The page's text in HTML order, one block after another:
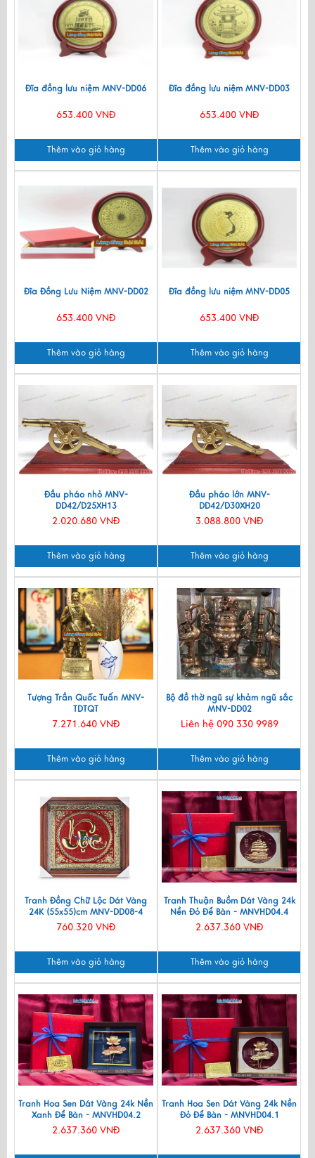
Đĩa đồng lưu niệm MNV-DD06
653.400 VNĐ
Thêm vào giỏ hàng
Đĩa đồng lưu niệm MNV-DD03
653.400 VNĐ
Thêm vào giỏ hàng
Đĩa Đồng Lưu Niệm MNV-DD02
653.400 VNĐ
Thêm vào giỏ hàng
Đĩa đồng lưu niệm MNV-DD05
653.400 VNĐ
Thêm vào giỏ hàng
Đầu pháo nhỏ MNV-
DD42/D25XH13
2.020.680 VNĐ
Thêm vào giỏ hàng
Đầu pháo lớn MNV-
DD42/D30XH20
3.088.800 VNĐ
Thêm vào giỏ hàng
Tượng Trần Quốc Tuấn MNV-
TDTQT
7.271.640 VNĐ
Thêm vào giỏ hàng
Bộ đồ thờ ngũ sự khảm ngũ sắc
MNV-DD02
Liên hệ 090 330 9989
Thêm vào giỏ hàng
Tranh Đồng Chữ Lộc Dát Vàng
24K (55x55)cm MNV-DD08-4
760.320 VNĐ
Thêm vào giỏ hàng
Tranh Thuận Buồm Dát Vàng 24k
Nền Đỏ Để Bàn - MNVHD04.4
2.637.360 VNĐ
Thêm vào giỏ hàng
Tranh Hoa Sen Dát Vàng 24k Nền
Xanh Để Bàn - MNVHD04.2
2.637.360 VNĐ
Tranh Hoa Sen Dát Vàng 24k Nền
Đỏ Để Bàn - MNVHD04.1
2.637.360 VNĐ